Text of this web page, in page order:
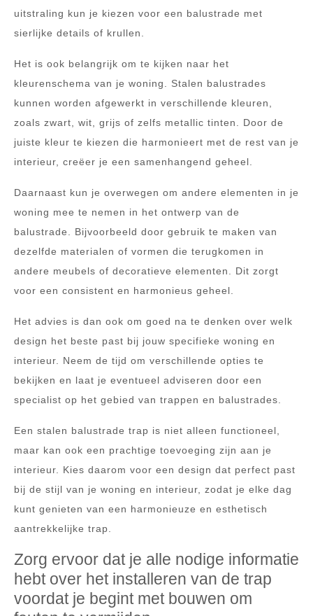
uitstraling kun je kiezen voor een balustrade met
sierlijke details of krullen.
Het is ook belangrijk om te kijken naar het
kleurenschema van je woning. Stalen balustrades
kunnen worden afgewerkt in verschillende kleuren,
zoals zwart, wit, grijs of zelfs metallic tinten. Door de
juiste kleur te kiezen die harmonieert met de rest van je
interieur, creëer je een samenhangend geheel.
Daarnaast kun je overwegen om andere elementen in je
woning mee te nemen in het ontwerp van de
balustrade. Bijvoorbeeld door gebruik te maken van
dezelfde materialen of vormen die terugkomen in
andere meubels of decoratieve elementen. Dit zorgt
voor een consistent en harmonieus geheel.
Het advies is dan ook om goed na te denken over welk
design het beste past bij jouw specifieke woning en
interieur. Neem de tijd om verschillende opties te
bekijken en laat je eventueel adviseren door een
specialist op het gebied van trappen en balustrades.
Een stalen balustrade trap is niet alleen functioneel,
maar kan ook een prachtige toevoeging zijn aan je
interieur. Kies daarom voor een design dat perfect past
bij de stijl van je woning en interieur, zodat je elke dag
kunt genieten van een harmonieuze en esthetisch
aantrekkelijke trap.
Zorg ervoor dat je alle nodige informatie
hebt over het installeren van de trap
voordat je begint met bouwen om